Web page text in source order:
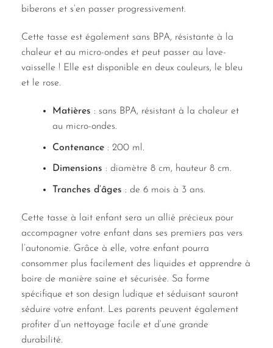
biberons et s’en passer progressivement.
Cette tasse est également sans BPA, résistante à la
chaleur et au micro-ondes et peut passer au lave-
vaisselle ! Elle est disponible en deux couleurs, le bleu
et le rose.
Matières : sans BPA, résistant à la chaleur et
au micro-ondes.
Contenance: 200 ml.
Dimensions : diamètre 8 cm, hauteur 8 cm.
Tranches d’âges : de 6 mois à 3 ans.
Cette tasse à lait enfant sera un allié précieux pour
accompagner votre enfant dans ses premiers pas vers
l’autonomie. Grâce à elle, votre enfant pourra
consommer plus facilement des liquides et apprendre à
boire de manière saine et sécurisée. Sa forme
spécifique et son design ludique et séduisant sauront
séduire votre enfant. Les parents peuvent également
profiter d’un nettoyage facile et d’une grande
durabilité.